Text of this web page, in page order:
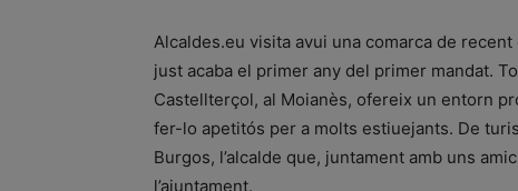
Alcaldes.eu visita avui una comarca de
just acaba el primer any del primer mandat.
Castellterçol, al Moianès, ofereix un entorn
fer-lo apetitós per a molts estiuejants. De
Burgos, l’alcalde que, juntament amb uns
l’ajuntament.